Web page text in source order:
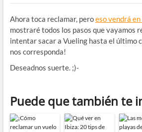
Ahora toca reclamar, peroeso vendrá
mostraré todos los pasos que vayamos
intentar sacar a Vueling hasta el último
nos corresponda!
Deseadnos suerte. ;)-
Puede que también te